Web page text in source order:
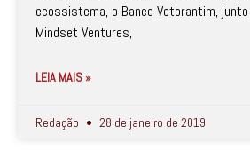
ecossistema, o Banco Votorantim,
Mindset Ventures,
LEIA MAIS »
Redação 28 de janeiro de 2019